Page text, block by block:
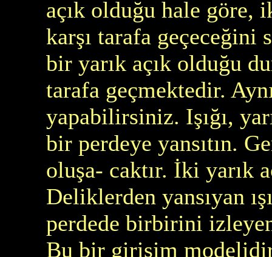
açık olduğu hale göre,
karşı tarafa geçeceğini
bir yarık açık olduğu
tarafa geçmektedir.
yapabilirsiniz. Işığı,
bir perdeye yansıtın.
oluşa- caktır. İki yarık
Deliklerden yansıyan
perdede birbirini
Bu bir girişim